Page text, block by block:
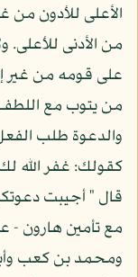
الأعلى للأدون من
من الأدنى للأعلى.
على قومه من غير
من يتوب مع اللطف
والدعوة طلب
كقولك: غفر الله
قال " أجيبت
مع تأمين هارون -
ومحمد بن كعب وأبو